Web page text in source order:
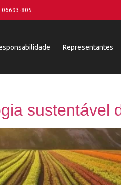
06693-805
Representantes
sustentável